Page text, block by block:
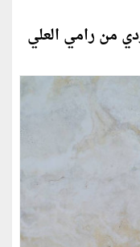
من رامي العلي